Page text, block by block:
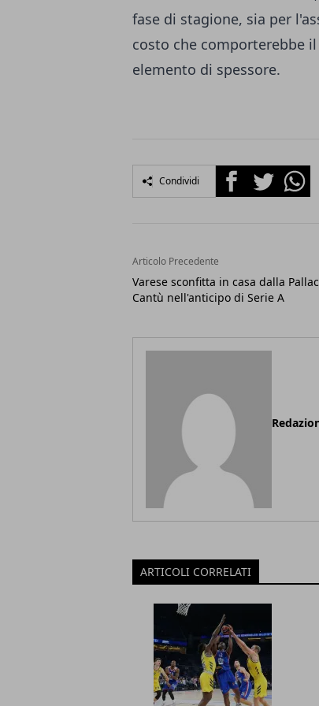
fase di stagione, sia per
costo che comporterebbe
elemento di spessore.
Condividi FacebookTwitter
Articolo Precedente
Varese sconfitta in casa dalla
Cantù nell'anticipo di Serie A
ARTICOLI CORRELATI